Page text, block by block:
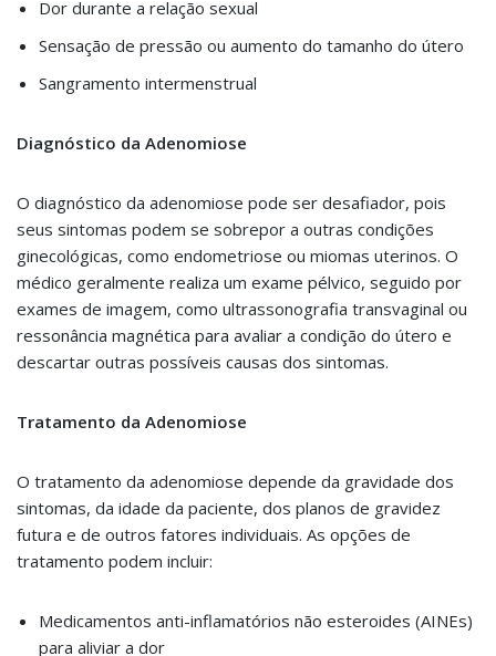
Dor durante a relação sexual
Sensação de pressão ou aumento do tamanho do útero
Sangramento intermenstrual
Diagnóstico da Adenomiose
O diagnóstico da adenomiose pode ser desafiador, pois
seus sintomas podem se sobrepor a outras condições
ginecológicas, como endometriose ou miomas uterinos. O
médico geralmente realiza um exame pélvico, seguido por
exames de imagem, como ultrassonografia transvaginal ou
ressonância magnética para avaliar a condição do útero e
descartar outras possíveis causas dos sintomas.
Tratamento da Adenomiose
O tratamento da adenomiose depende da gravidade dos
sintomas, da idade da paciente, dos planos de gravidez
futura e de outros fatores individuais. As opções de
tratamento podem incluir:
Medicamentos anti-inflamatórios não esteroides (AINEs)
para aliviar a dor